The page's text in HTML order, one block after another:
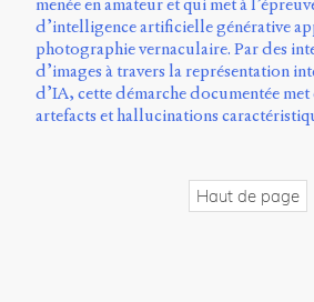
Mastodon
Université
de
Sherbrooke
menée en amateur et qui met à
d’intelligence artificielle générative
photographie vernaculaire. Par des
d’images à travers la représentation
d’IA, cette démarche documentée met
artefacts et hallucinations
Haut de page